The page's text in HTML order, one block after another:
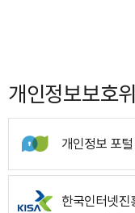
개인정보보호
개인정보 포털
한국인터넷진